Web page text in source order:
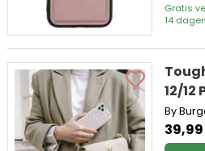
Gratis
14
12/12
By
39,99